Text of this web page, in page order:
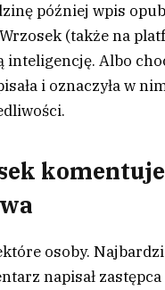
później wpis
(także na
inteligencję. Albo
i oznaczyła w
osoby.
napisał zastępca